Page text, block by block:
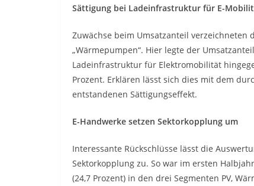
Sättigung bei Ladeinfrastruktur für E-
Zuwächse beim Umsatzanteil
„Wärmepumpen“. Hier legte der
Ladeinfrastruktur für Elektromobilität
Prozent. Erklären lässt sich dies mit dem
entstandenen Sättigungseffekt.
E-Handwerke setzen Sektorkopplung um
Interessante Rückschlüsse lässt die
Sektorkopplung zu. So war im ersten
(24,7 Prozent) in den drei Segmenten PV,